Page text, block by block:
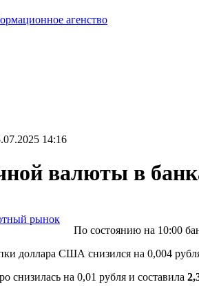
14:16
валюты в
рынок
По состоянию на 10:00
доллара США снизился на 0,004
снизилась на 0,01 рубля и составила